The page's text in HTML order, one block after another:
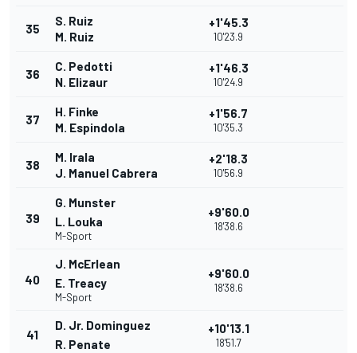
35
S. Ruiz
M. Ruiz
+1'45.3
10'23.9
36
C. Pedotti
N. Elizaur
+1'46.3
10'24.9
37
H. Finke
M. Espindola
+1'56.7
10'35.3
38
M. Irala
J. Manuel Cabrera
+2'18.3
10'56.9
39
G. Munster
L. Louka
M-Sport
+9'60.0
18'38.6
40
J. McErlean
E. Treacy
M-Sport
+9'60.0
18'38.6
41
D. Jr. Dominguez
R. Penate
+10'13.1
18'51.7